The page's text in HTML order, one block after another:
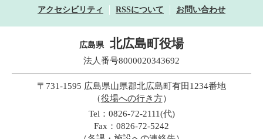
アクセシビリティ
RSSについて お問い合わせ
広島県 北広島町役場
法人番号8000020343692
〒731-1595 広島県山県郡北広島町有田1234番地
（役場への行き方）
Tel：0826-72-2111(代)
Fax：0826-72-5242